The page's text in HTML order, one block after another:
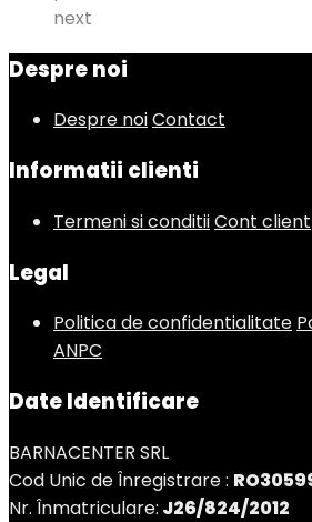
next
Despre noi
Despre noiContact
Informatii clienti
Termeni si conditiiCont client
Legal
Politica de confidentialitate
ANPC
Date Identificare
BARNACENTER SRL
Cod Unic de Înregistrare :
Nr. Înmatriculare: J26/824/2012